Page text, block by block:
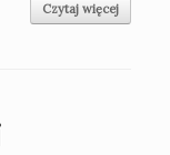
Czytaj więcej